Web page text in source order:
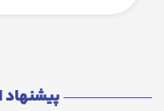
پیشنهاد